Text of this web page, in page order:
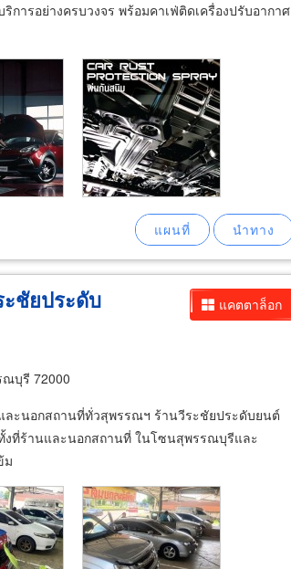
การอย่างครบวงจร พร้อมคาเฟ่ติดเครื่องปรับอากาศ
แคตตาล็อก
ชัยประดับ
ณบุรี 72000
ละนอกสถานที่ทั่วสุพรรณฯ ร้านวีระชัยประดับยนต์
งที่ร้านและนอกสถานที่ ในโซนสุพรรณบุรีและ
ม